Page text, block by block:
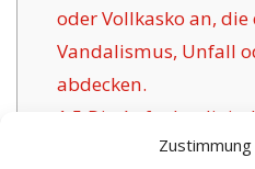
oder Vollkasko an, die
Vandalismus, Unfall
abdecken.
1.5 Die Aufgabe